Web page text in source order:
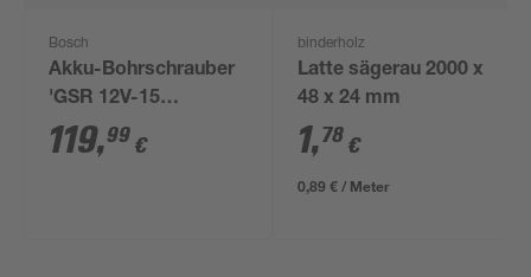
Bosch
Akku-Bohrschrauber
'GSR 12V-15
Professional' mit 2
Akkus, Tasche und
119,99 €
binderholz
Latte sägerau 2000 x
48 x 24 mm
1,78 €
0,89 € / Meter